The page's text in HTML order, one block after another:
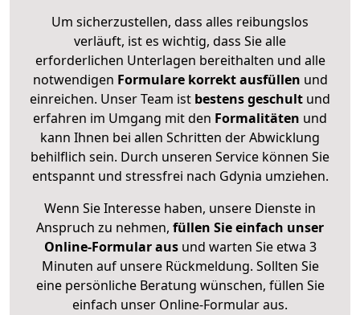
Um sicherzustellen, dass alles reibungslos
verläuft, ist es wichtig, dass Sie alle
erforderlichen Unterlagen bereithalten und alle
notwendigen Formulare korrekt ausfüllen und
einreichen. Unser Team ist bestens geschult und
erfahren im Umgang mit den Formalitäten und
kann Ihnen bei allen Schritten der Abwicklung
behilflich sein. Durch unseren Service können Sie
entspannt und stressfrei nach Gdynia umziehen.
Wenn Sie Interesse haben, unsere Dienste in
Anspruch zu nehmen, füllen Sie einfach unser
Online-Formular ausund warten Sie etwa 3
Minuten auf unsere Rückmeldung. Sollten Sie
eine persönliche Beratung wünschen, füllen Sie
einfach unser Online-Formular aus.